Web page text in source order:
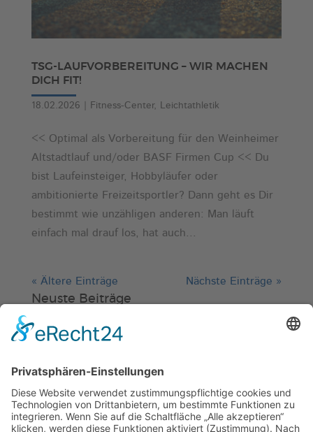
TSG-LAUFVORBEREITUNG – WIR MACHEN
DICH FIT!
18.02.2026 Fitness-Center, Leichtathletik
<< Optimal als Vorbereitung für den Weinheimer
Altstadtlauf und/oder BASF Firmen Cup << Du
bist Laufeinsteiger, Hobbyläufer oder
ambitionierte Freizeitsportler? Dann geht es Dir
bestimmt wie unzähligen anderen: Man läuft
einfach mal drauf los, hat auch...
« Ältere Einträge Nächste Einträge »
Neuste Beiträge
Verein
ab 13 Uhr geschlossen
„Am Ende bekommt jeder ein